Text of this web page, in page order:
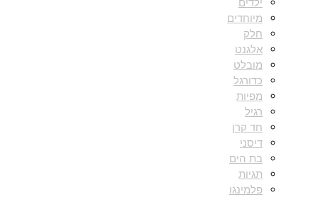
מיוחדים
חלק
אלגנט
מובלט
כדורגל
מפיות
רגיל
חד קרן
דיסני
בת הים
תגיות
פלמינגו